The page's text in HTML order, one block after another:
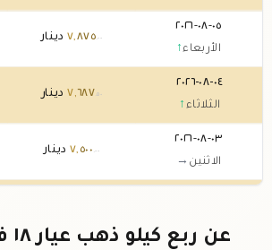
٠٥-٠٨-٢٠٢٦
الأربعاء↑
٧,٨٧٥.٠٠ دينار
٠٤-٠٨-٢٠٢٦
الثلاثاء ↑
٧,٦٨٧ .٥٠ دينار
٠٣-٠٨-٢٠٢٦
الاثنين →
٧,٥٠٠ .٠٠ دينار
عن ربع كيلو ذهب عيار ١٨ في الكويت